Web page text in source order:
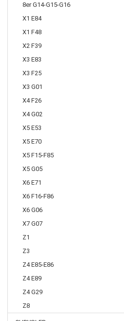
8er G14-G15-G16
X1 E84
X1 F48
X2 F39
X3 E83
X3 F25
X3 G01
X4 F26
X4 G02
X5 E53
X5 E70
X5 F15-F85
X5 G05
X6 E71
X6 F16-F86
X6 G06
X7 G07
Z1
Z3
Z4 E85-E86
Z4 E89
Z4 G29
Z8